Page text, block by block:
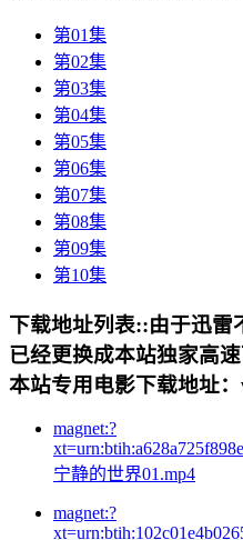
第01集
第02集
第03集
第04集
第05集
第06集
第07集
第08集
第09集
第10集
下载地址列表::由于迅雷
已经更换成本站独家高
本站专用电影下载地址
magnet:?
宁静的世界01.mp4
magnet:?